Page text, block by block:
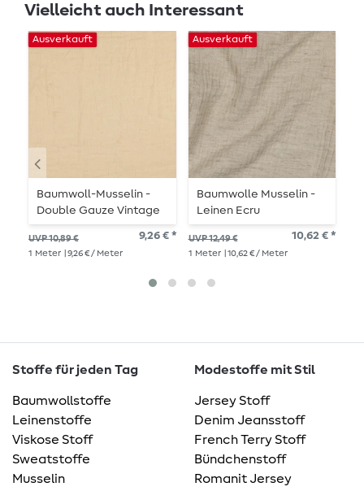
Vielleicht auch Interessant
Ausverkauft
Baumwoll-Musselin -
Double Gauze Vintage
Uni Beige
UVP 10,89 € 9,26 € *
1 Meter | 9,26 € / Meter
Ausverkauft
Baumwolle Musselin -
Leinen Ecru
UVP 12,49 € 10,62 € *
1 Meter | 10,62 € / Meter
Stoffe für jeden Tag
Baumwollstoffe
Leinenstoffe
Viskose Stoff
Sweatstoffe
Musselin
Modestoffe mit Stil
Jersey Stoff
Denim Jeansstoff
French Terry Stoff
Bündchenstoff
Romanit Jersey